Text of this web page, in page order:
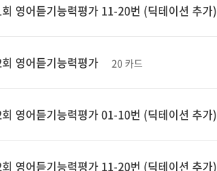
영어듣기능력평가 11-20번 (딕테이션 추가)
영어듣기능력평가 20 카드
영어듣기능력평가 01-10번 (딕테이션 추가)
영어듣기능력평가 11-20번 (딕테이션 추가)